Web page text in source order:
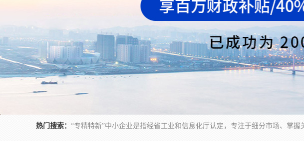
热门搜索：